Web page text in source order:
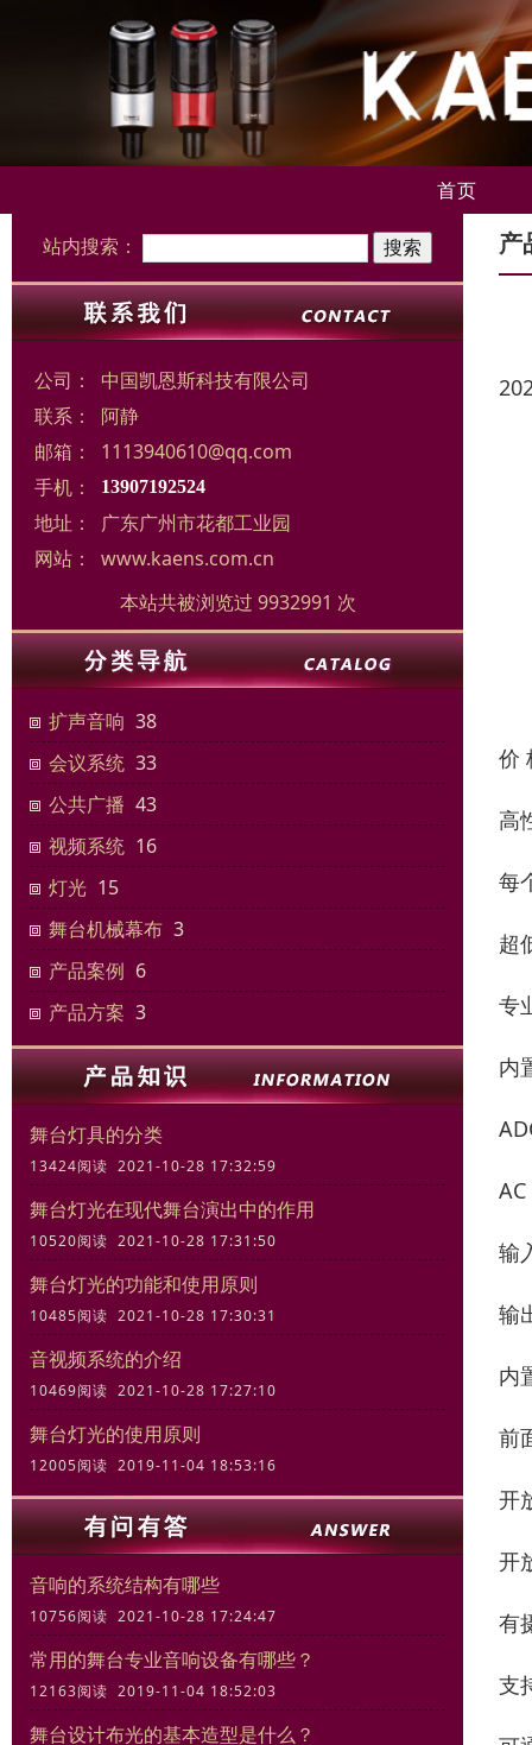
首页
站内搜索：
公司：
中国凯恩斯科技有限公司
联系：
阿静
邮箱：
1113940610@qq.com
手机：
13907192524
地址：
广东广州市花都工业园
网站：
www.kaens.com.cn
本站共被浏览过 9932991 次
扩声音响 38
会议系统 33
公共广播 43
视频系统 16
灯光 15
舞台机械幕布 3
产品案例 6
产品方案 3
舞台灯具的分类
13424阅读 2021-10-28 17:32:59
舞台灯光在现代舞台演出中的作用
10520阅读 2021-10-28 17:31:50
舞台灯光的功能和使用原则
10485阅读 2021-10-28 17:30:31
音视频系统的介绍
10469阅读 2021-10-28 17:27:10
舞台灯光的使用原则
12005阅读 2019-11-04 18:53:16
音响的系统结构有哪些
10756阅读 2021-10-28 17:24:47
常用的舞台专业音响设备有哪些？
12163阅读 2019-11-04 18:52:03
舞台设计布光的基本造型是什么？
产
价
高
每
超
专
内
输
输
内
前
开
开
有
支